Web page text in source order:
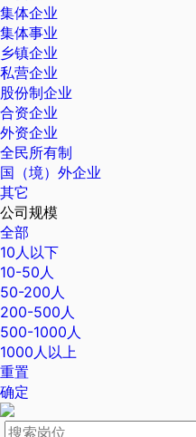
集体企业
集体事业
乡镇企业
私营企业
股份制企业
合资企业
外资企业
全民所有制
国（境）外企业
其它
公司规模
全部
10人以下
10-50人
50-200人
200-500人
500-1000人
1000人以上
重置
确定